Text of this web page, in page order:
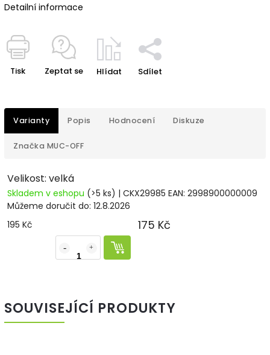
Detailní informace
Tisk Zeptat se Hlídat Sdílet
Varianty Popis Hodnocení Diskuze
Značka MUC-OFF
Velikost: velká
Skladem v eshopu (>5 ks) | CKX29985 EAN: 2998900000009
Můžeme doručit do: 12.8.2026
195 Kč
175 Kč
SOUVISEJÍCÍ PRODUKTY